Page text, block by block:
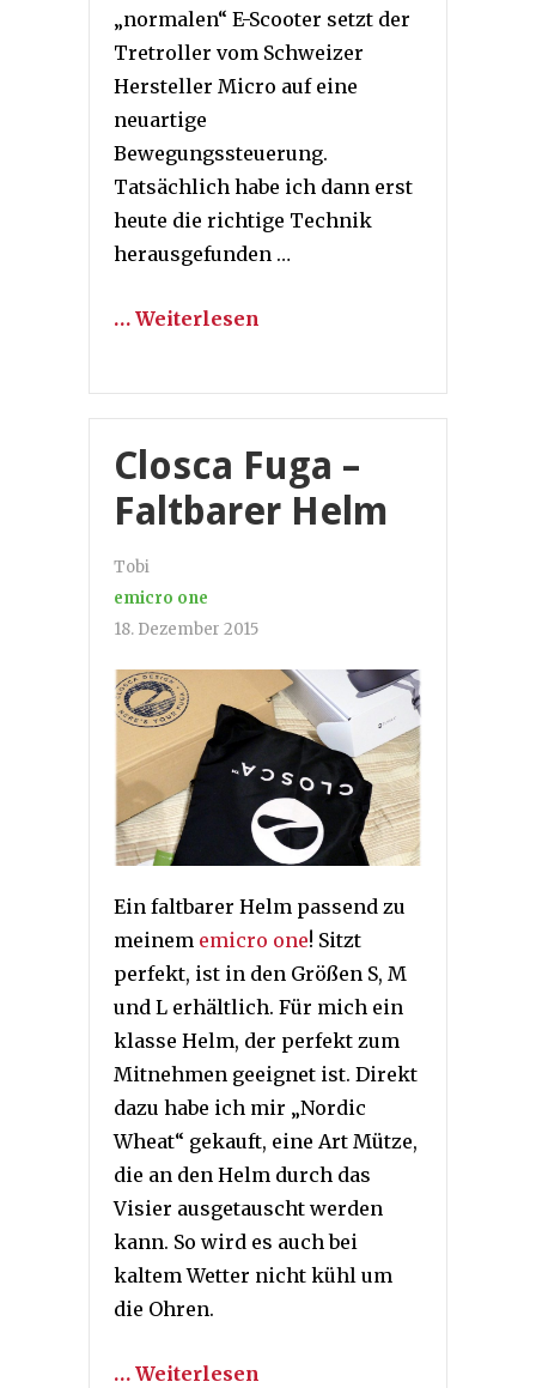
„normalen“ E-Scooter setzt der
Tretroller vom Schweizer
Hersteller Micro auf eine
neuartige
Bewegungssteuerung.
Tatsächlich habe ich dann erst
heute die richtige Technik
herausgefunden …
… Weiterlesen
Closca Fuga –
Faltbarer Helm
Tobi
emicro one
18. Dezember 2015
Ein faltbarer Helm passend zu
meinem emicro one! Sitzt
perfekt, ist in den Größen S, M
und L erhältlich. Für mich ein
klasse Helm, der perfekt zum
Mitnehmen geeignet ist. Direkt
dazu habe ich mir „Nordic
Wheat“ gekauft, eine Art Mütze,
die an den Helm durch das
Visier ausgetauscht werden
kann. So wird es auch bei
kaltem Wetter nicht kühl um
die Ohren.
… Weiterlesen